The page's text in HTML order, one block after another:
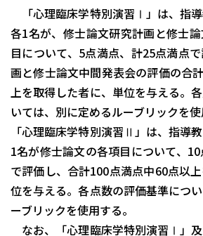
「心理臨床学特別演習Ⅰ」は、指
各1名が、修士論文研究計画と修士
目について、5点満点、計25点満点
画と修士論文中間発表会の評価の合
上を取得した者に、単位を与える。
いては、別に定めるルーブリックを使
「心理臨床学特別演習Ⅱ」は、指導
1名が修士論文の各項目について、
で評価し、合計100点満点中60点以
位を与える。各点数の評価基準につ
ーブリックを使用する。
なお、「心理臨床学特別演習Ⅰ」